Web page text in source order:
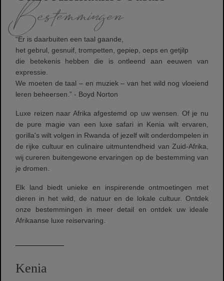
Bestemmingen
“Er is daarbuiten een taal gaande,
het gebrul, gesnuif, trompetten, gepiep, oeps en getjilp
die betekenis hebben die is ontleend aan eeuwen van
expressie.
We moeten de taal – en muziek – van het wild nog vloeiend
leren beheersen.” - Boyd Norton
Luxe reizen naar Afrika afgestemd op uw wensen. Of je nu
de pure magie van een luxe safari in Kenia wilt ervaren,
gorilla's wilt volgen in Rwanda of jezelf wilt onderdompelen in
de rijke cultuur en culinaire uitmuntendheid van Zuid-Afrika,
wij cureren buitengewone ervaringen op de bestemming van
je dromen.
Elk land biedt unieke en inspirerende ontmoetingen met
dieren in het wild, de natuur en de lokale cultuur. Ontdek
onze bestemmingen in meer detail en ontdek uw ideale
Afrikaanse luxe reiservaring.
Kenia